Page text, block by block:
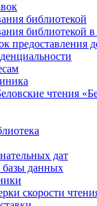
библиотекой
библиотекой
предоставления
чтения
дат
базы данных
скорости